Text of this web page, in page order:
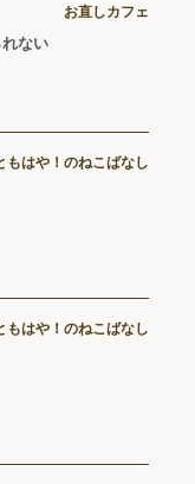
お直しカフェ
ない
もはや！のねこばなし
もはや！のねこばなし